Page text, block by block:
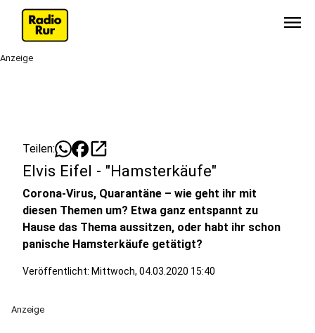
menu
Anzeige
Teilen: open_in_new
Elvis Eifel - "Hamsterkäufe"
Corona-Virus, Quarantäne – wie geht ihr mit
diesen Themen um? Etwa ganz entspannt zu
Hause das Thema aussitzen, oder habt ihr schon
panische Hamsterkäufe getätigt?
Veröffentlicht: Mittwoch, 04.03.2020 15:40
Anzeige